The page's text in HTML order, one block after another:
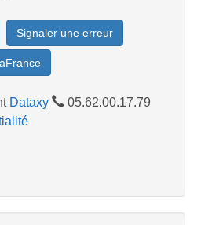
Signaler une erreur
Dataxy
05.62.00.17.79